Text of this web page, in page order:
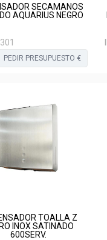
SECAMANOS
AQUARIUS NEGRO
PEDIR PRESUPUESTO €
TOALLA Z
INOX SATINADO
600SERV.